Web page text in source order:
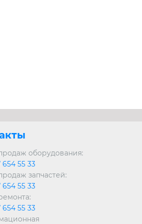
оборудования:
654 55 33
запчастей:
654 55 33
654 55 33